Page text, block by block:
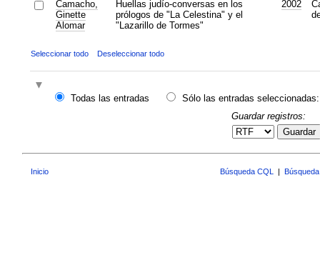
Camacho,
Ginette
Alomar
Huellas judío-conversas en los
prólogos de "La Celestina" y el
"Lazarillo de Tormes"
2002
Seleccionar todo Deseleccionar todo
Todas las entradas
Sólo las entradas seleccionadas:
Guardar registros:
Guardar
Inicio Búsqueda CQL